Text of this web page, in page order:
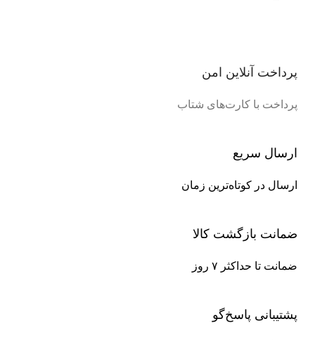
پرداخت آنلاین امن
پرداخت با کارت‌های شتاب
ارسال سریع
ارسال در کوتاه‌ترین زمان
ضمانت بازگشت کالا
ضمانت تا حداکثر ۷ روز
پشتیبانی پاسخ‌گو